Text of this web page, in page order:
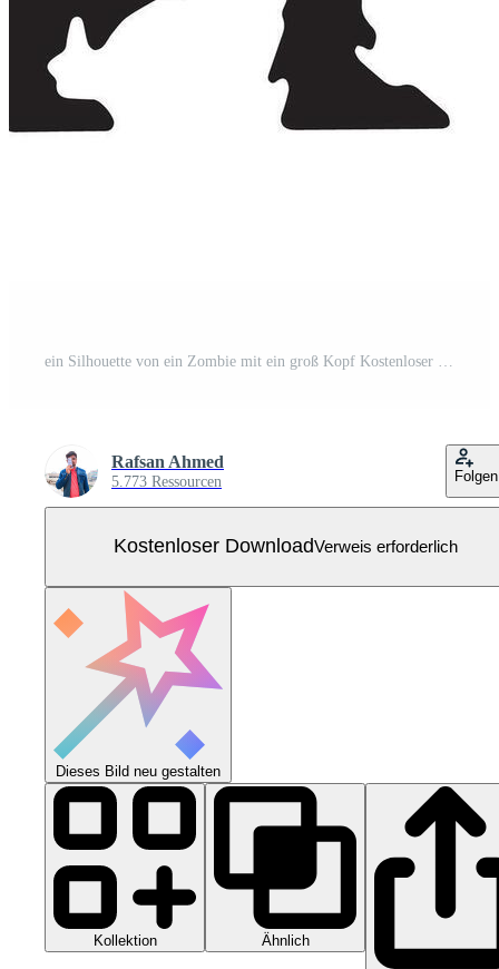
Rafsan Ahmed
5.773 Ressourcen Folgen
Kostenloser DownloadVerweis erforderlich
Dieses Bild neu gestalten
Kollektion Ähnlich